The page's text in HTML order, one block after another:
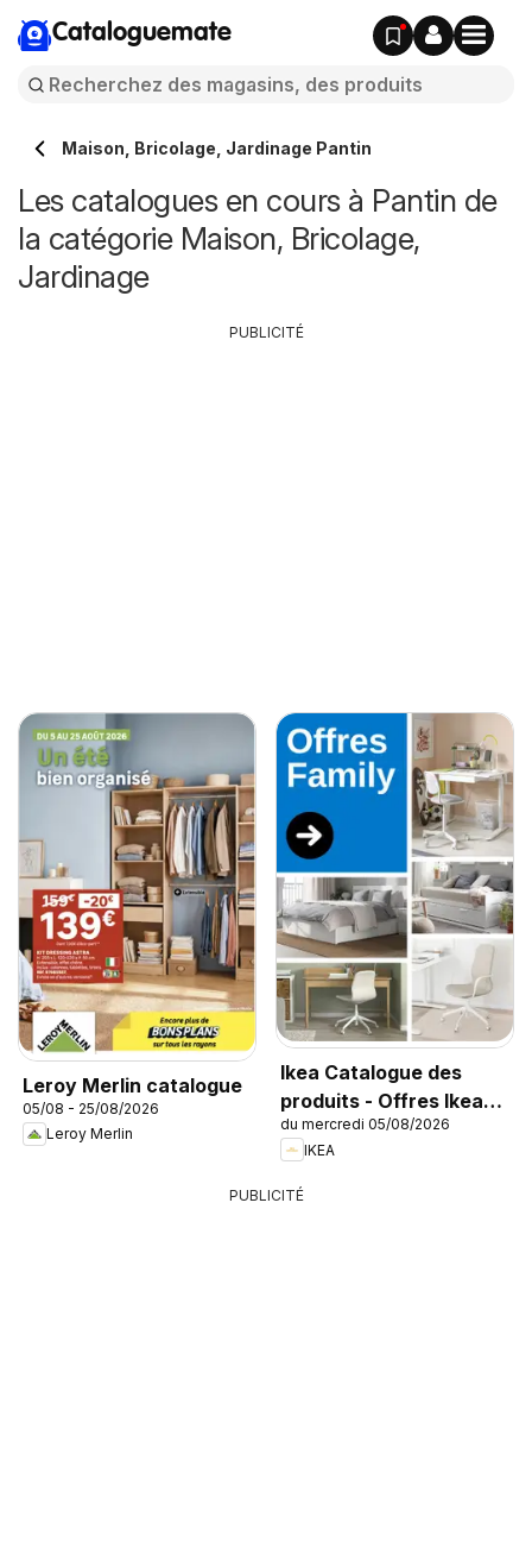
Cataloguemate
Maison, Bricolage, Jardinage Pantin
Les catalogues en cours à Pantin de
la catégorie Maison, Bricolage,
Jardinage
Leroy Merlin catalogue
05/08 - 25/08/2026
Leroy Merlin
Ikea Catalogue des
produits - Offres Ikea
Family
du mercredi 05/08/2026
IKEA
PUBLICITÉ
PUBLICITÉ